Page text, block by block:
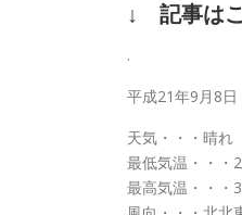
↓ 記事は
.
平成21年9月8日
天気・・・晴れ
最低気温・・・
最高気温・・・